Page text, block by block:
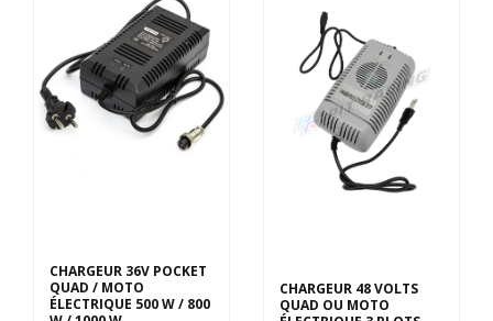
CHARGEUR 36V POCKET
QUAD / MOTO
ÉLECTRIQUE 500 W / 800
CHARGEUR 48 VOLTS
QUAD OU MOTO